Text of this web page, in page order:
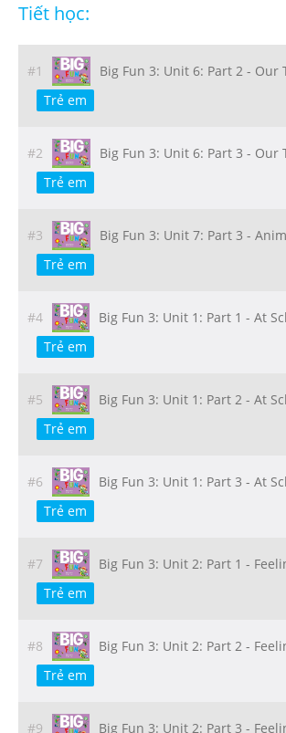
Tiết học:
#1
Big Fun 3: Unit 6: Part 2 - Our
Trẻ em
#2
Big Fun 3: Unit 6: Part 3 - Our
Trẻ em
#3
Big Fun 3: Unit 7: Part 3 -
Trẻ em
#4
Big Fun 3: Unit 1: Part 1 - At
Trẻ em
#5
Big Fun 3: Unit 1: Part 2 - At
Trẻ em
#6
Big Fun 3: Unit 1: Part 3 - At
Trẻ em
#7
Big Fun 3: Unit 2: Part 1 -
Trẻ em
#8
Big Fun 3: Unit 2: Part 2 -
Trẻ em
#9
Big Fun 3: Unit 2: Part 3 -